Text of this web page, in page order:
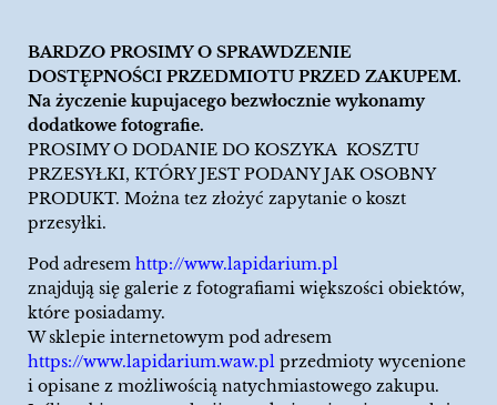
BARDZO PROSIMY O SPRAWDZENIE
DOSTĘPNOŚCI PRZEDMIOTU PRZED ZAKUPEM.
Na życzenie kupujacego bezwłocznie wykonamy
dodatkowe fotografie.
PROSIMY O DODANIE DO KOSZYKA KOSZTU
PRZESYŁKI, KTÓRY JEST PODANY JAK OSOBNY
PRODUKT. Można tez złożyć zapytanie o koszt
przesyłki.
Pod adresem http://www.lapidarium.pl
znajdują się galerie z fotografiami większości obiektów,
które posiadamy.
W sklepie internetowym pod adresem
https://www.lapidarium.waw.pl przedmioty wycenione
i opisane z możliwością natychmiastowego zakupu.